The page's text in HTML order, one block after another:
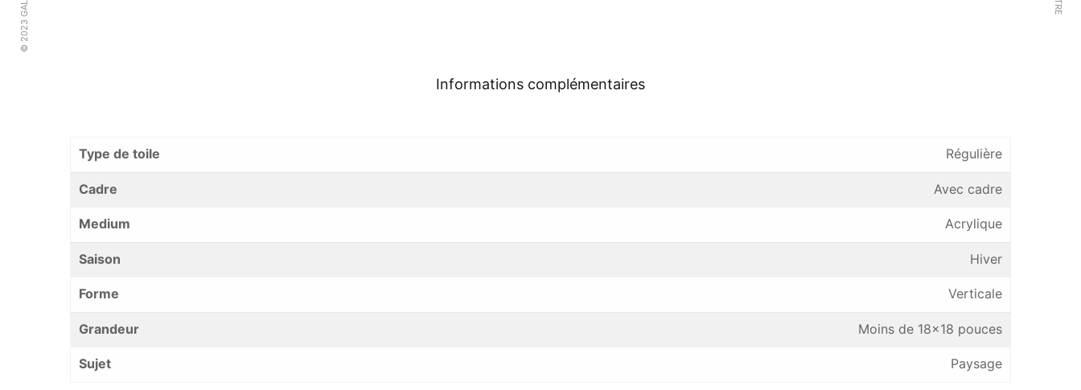
Informations complémentaires
Type de toile Régulière
Cadre Avec cadre
Medium Acrylique
Saison Hiver
Forme Verticale
Grandeur Moins de 18×18 pouces
Sujet Paysage